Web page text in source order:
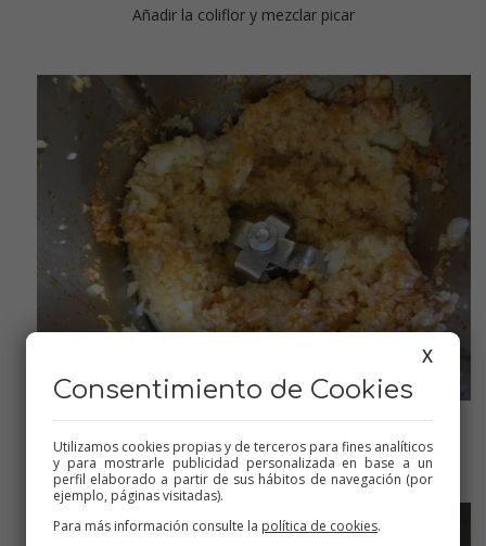
Añadir la coliflor y mezclar picar
Reservar
X
Consentimiento de Cookies
Utilizamos cookies propias y de terceros para fines analíticos
y para mostrarle publicidad personalizada en base a un
perfil elaborado a partir de sus hábitos de navegación (por
ejemplo, páginas visitadas).
Para más información consulte la política de cookies.